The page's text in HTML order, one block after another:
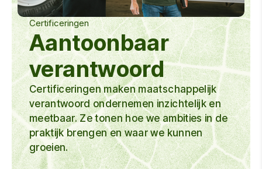
Certificeringen
Aantoonbaar
verantwoord
Certificeringen maken maatschappelijk
verantwoord ondernemen inzichtelijk en
meetbaar. Ze tonen hoe we ambities in de
praktijk brengen en waar we kunnen
groeien.